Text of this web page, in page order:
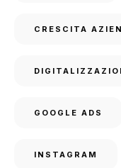
CRESCITA
GOOGLE ADS
INSTAGRAM